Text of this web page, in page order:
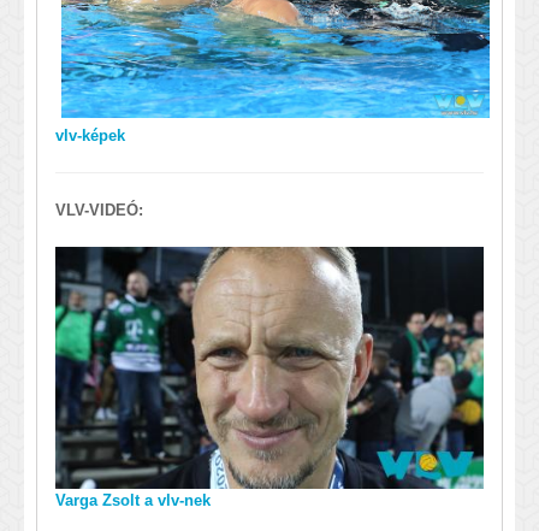
vlv-képek
VLV-VIDEÓ:
Varga Zsolt a vlv-nek